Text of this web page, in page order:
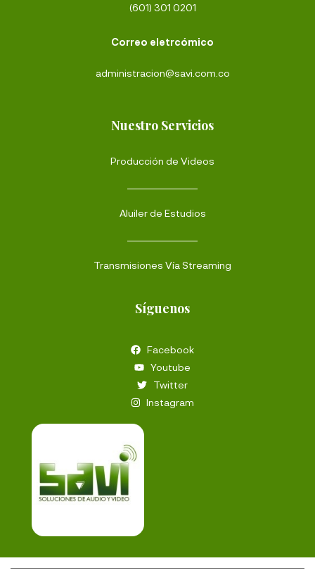
(601) 301 0201
Correo eletrcómico
administracion@savi.com.co
Nuestro Servicios
Producción de Videos
Aluiler de Estudios
Transmisiones Vía Streaming
Síguenos
Facebook
Youtube
Twitter
Instagram